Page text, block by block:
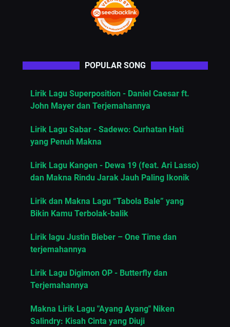
POPULAR SONG
Lirik Lagu Superposition - Daniel Caesar ft.
John Mayer dan Terjemahannya
Lirik Lagu Sabar - Sadewo: Curhatan Hati
yang Penuh Makna
Lirik Lagu Kangen - Dewa 19 (feat. Ari Lasso)
dan Makna Rindu Jarak Jauh Paling Ikonik
Lirik dan Makna Lagu “Tabola Bale” yang
Bikin Kamu Terbolak-balik
Lirik lagu Justin Bieber – One Time dan
terjemahannya
Lirik Lagu Digimon OP - Butterfly dan
Terjemahannya
Makna Lirik Lagu "Ayang Ayang" Niken
Salindry: Kisah Cinta yang Diuji